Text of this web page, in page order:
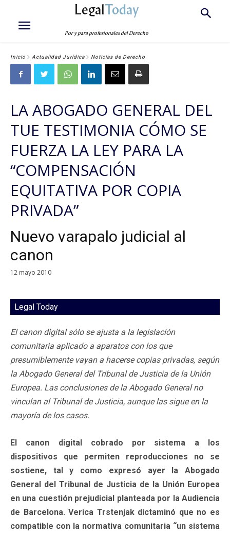
LegalToday
Por y para profesionales del Derecho
Inicio Actualidad Jurídica Noticias de Derecho
LA ABOGADO GENERAL DEL
TUE TESTIMONIA CÓMO SE
FUERZA LA LEY PARA LA
“COMPENSACIÓN
EQUITATIVA POR COPIA
PRIVADA”
Nuevo varapalo judicial al
canon
12 mayo 2010
Legal Today
El canon digital sólo se ajusta a la legislación
comunitaria aplicado a aparatos con los que
presumiblemente vayan a hacerse copias privadas, según
la Abogado General del Tribunal de Justicia de la Unión
Europea. Las conclusiones de la Abogado General no
vinculan al Tribunal de Justicia, aunque las sigue en la
mayoría de los casos.
El canon digital cobrado por sistema a los
dispositivos que permiten reproducciones no se
sostiene, tal y como expresó ayer la Abogado
General del Tribunal de Justicia de la Unión Europea
en una cuestión prejudicial planteada por la Audiencia
de Barcelona. Verica Trstenjak dictaminó que no es
compatible con la normativa comunitaria “un sistema